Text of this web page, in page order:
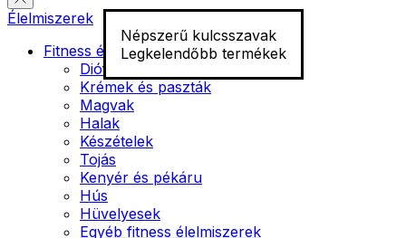
Népszerű kulcsszavak
Legkelendőbb termékek
Élelmiszerek
Fitness élelmiszer
Diófélék
Krémek és paszták
Magvak
Halak
Készételek
Tojás
Kenyér és pékáru
Hús
Hüvelyesek
Egyéb fitness élelmiszerek